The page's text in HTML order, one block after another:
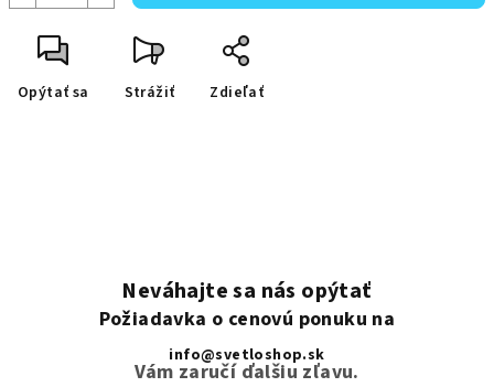
Opýtať sa Strážiť Zdieľať
Neváhajte sa nás opýtať
Požiadavka o cenovú ponuku na
info@svetloshop.sk
Vám zaručí ďalšiu zľavu.